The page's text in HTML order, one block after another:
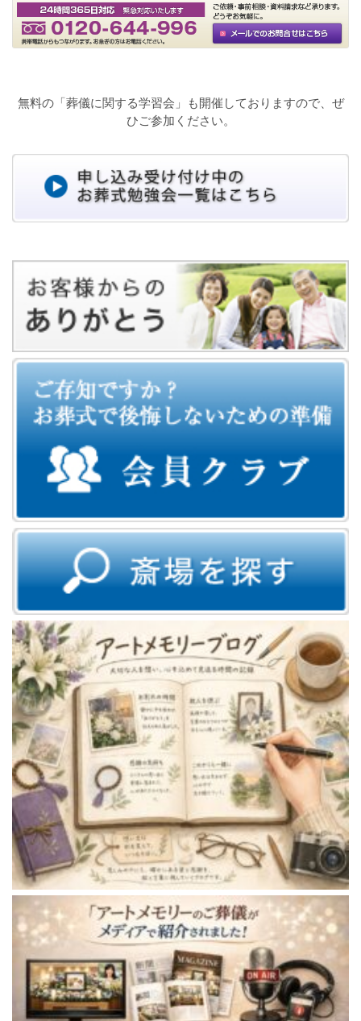
無料の「葬儀に関する学習会」も開催しておりますので、ぜ
ひご参加ください。